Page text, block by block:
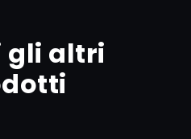
gli altri